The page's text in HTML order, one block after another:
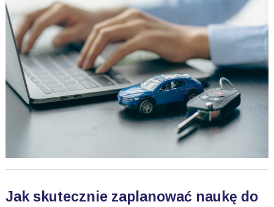
Jak skutecznie zaplanować naukę do